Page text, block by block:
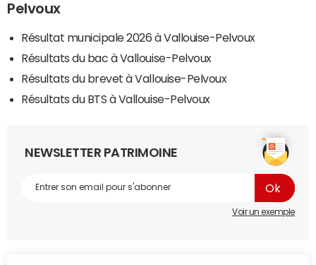
Pelvoux
Résultat municipale 2026 à Vallouise-Pelvoux
Résultats du bac à Vallouise-Pelvoux
Résultats du brevet à Vallouise-Pelvoux
Résultats du BTS à Vallouise-Pelvoux
NEWSLETTER PATRIMOINE
Voir un exemple